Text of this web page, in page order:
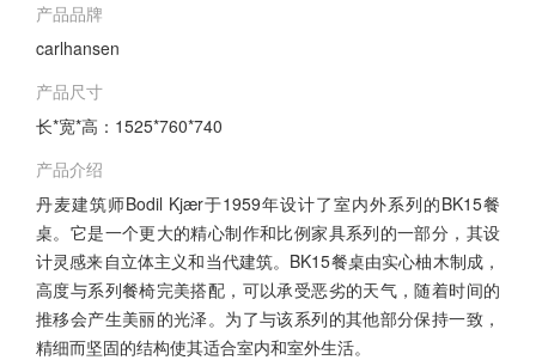
产品品牌
carlhansen
产品尺寸
长*宽*高：1525*760*740
产品介绍
丹麦建筑师Bodil Kjær于1959年设计了室内外系列的BK15餐
桌。它是一个更大的精心制作和比例家具系列的一部分，其设
计灵感来自立体主义和当代建筑。BK15餐桌由实心柚木制成，
高度与系列餐椅完美搭配，可以承受恶劣的天气，随着时间的
推移会产生美丽的光泽。为了与该系列的其他部分保持一致，
精细而坚固的结构使其适合室内和室外生活。